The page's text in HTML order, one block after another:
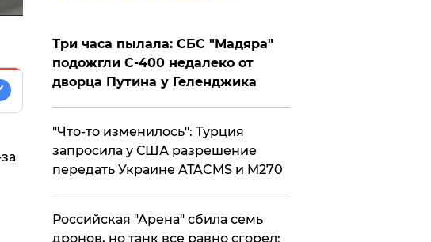
Три часа пылала: СБС "Мадяра"
подожгли С-400 недалеко от
дворца Путина у Геленджика
​"Что-то изменилось": Турция
запросила у США разрешение
передать Украине ATACMS и M270
​Российская "Арена" сбила семь
дронов, но танк все равно сгорел: